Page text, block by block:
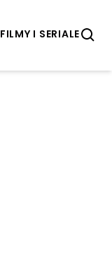
FILMY I SERIALE